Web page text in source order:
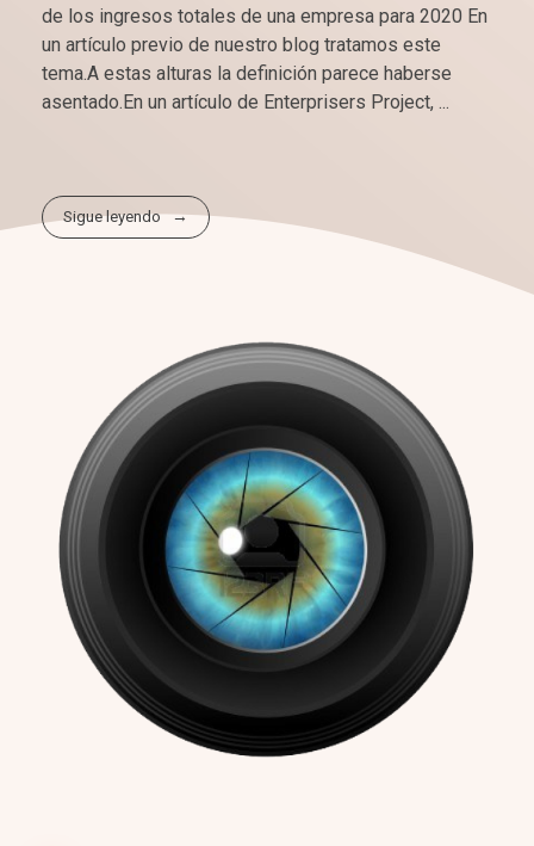
de los ingresos totales de una empresa para 2020 En
un artículo previo de nuestro blog tratamos este
tema.A estas alturas la definición parece haberse
asentado.En un artículo de Enterprisers Project, ...
Sigue leyendo